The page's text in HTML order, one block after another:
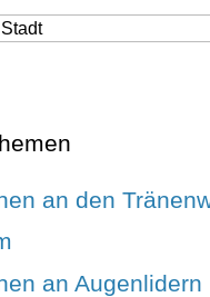
an den
an Augenlidern